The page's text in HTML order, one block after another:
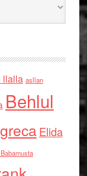
llalla asllan
Behlul
Elida